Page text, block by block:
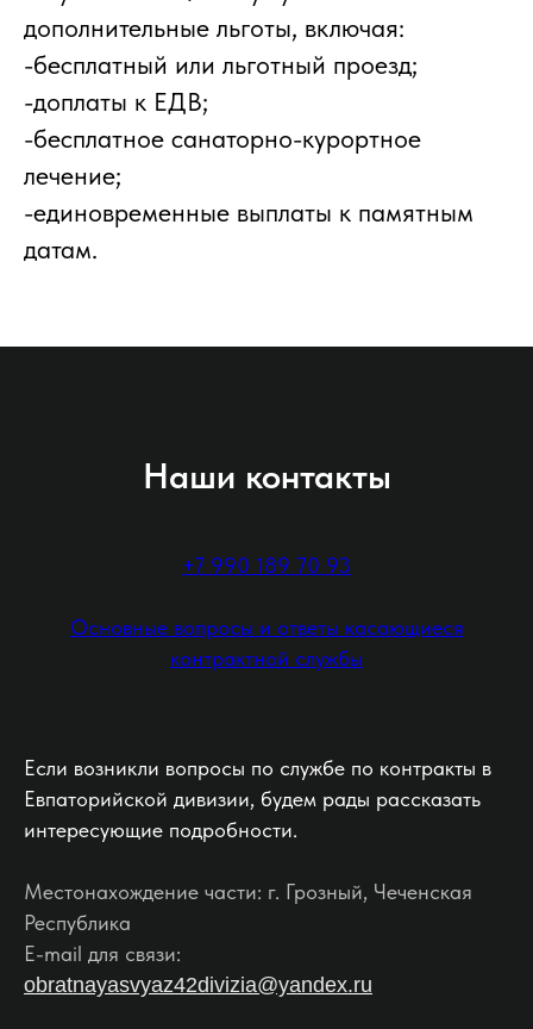
дополнительные льготы, включая:
-бесплатный или льготный проезд;
-доплаты к ЕДВ;
-бесплатное санаторно-курортное
лечение;
-единовременные выплаты к памятным
датам.
Наши контакты
+7 990 189 70 93
Основные вопросы и ответы касающиеся
контрактной службы
Если возникли вопросы по службе по контракты в
Евпаторийской дивизии, будем рады рассказать
интересующие подробности.
Местонахождение части: г. Грозный, Чеченская
Республика
E-mail для связи:
obratnayasvyaz42divizia@yandex.ru